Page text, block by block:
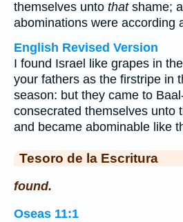
themselves unto thatshame;
abominations were according
English Revised Version
I found Israel like grapes in
your fathers as the firstripe in
season: but they came to
consecrated themselves unto
and became abominable like
Tesoro de la Escritura
found.
Oseas 11:1